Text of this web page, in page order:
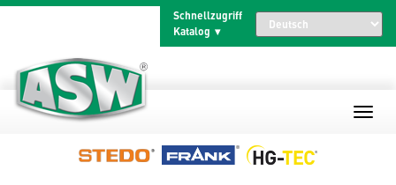
Schnellzugriff
Katalog